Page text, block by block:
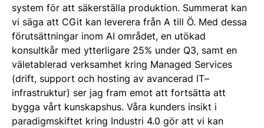
system för att säkerställa produktion. Summerat kan
vi säga att CGit kan leverera från A till Ö. Med dessa
förutsättningar inom AI området, en utökad
konsultkår med ytterligare 25% under Q3, samt en
väletablerad verksamhet kring Managed Services
(drift, support och hosting av avancerad IT–
infrastruktur) ser jag fram emot att fortsätta att
bygga vårt kunskapshus. Våra kunders insikt i
paradigmskiftet kring Industri 4.0 gör att vi kan